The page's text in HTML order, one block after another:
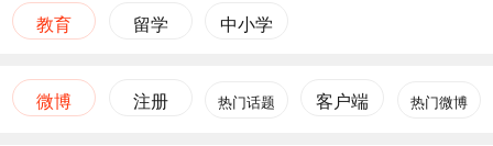
教育 留学 中小学
微博 注册 热门话题 客户端 热门微博